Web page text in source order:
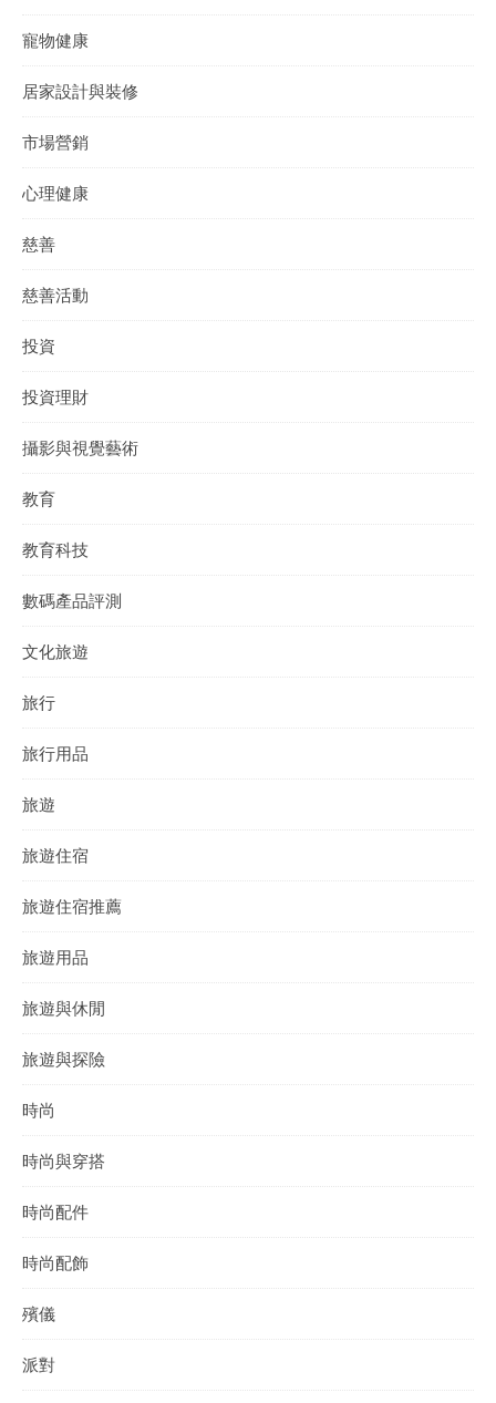
寵物健康
居家設計與裝修
市場營銷
心理健康
慈善
慈善活動
投資
投資理財
攝影與視覺藝術
教育
教育科技
數碼產品評測
文化旅遊
旅行
旅行用品
旅遊
旅遊住宿
旅遊住宿推薦
旅遊用品
旅遊與休閒
旅遊與探險
時尚
時尚與穿搭
時尚配件
時尚配飾
殯儀
派對